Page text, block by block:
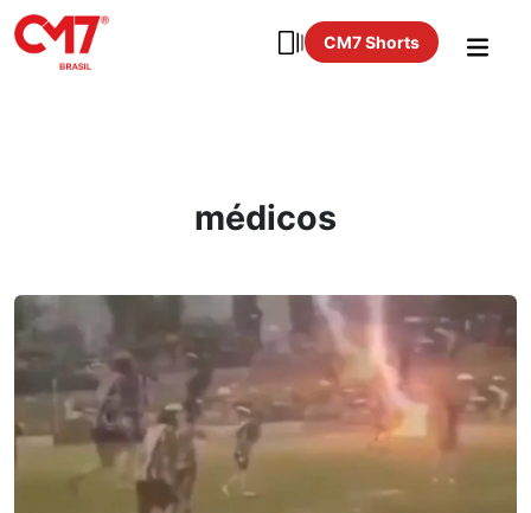
CM7 Shorts
médicos